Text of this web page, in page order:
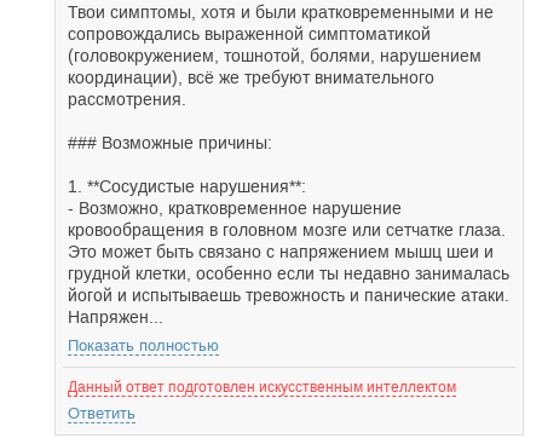
Твои симптомы, хотя и были кратковременными и не
сопровождались выраженной симптоматикой
(головокружением, тошнотой, болями, нарушением
координации), всё же требуют внимательного
рассмотрения.
### Возможные причины:
1. **Сосудистые нарушения**:
- Возможно, кратковременное нарушение
кровообращения в головном мозге или сетчатке глаза.
Это может быть связано с напряжением мышц шеи и
грудной клетки, особенно если ты недавно занималась
йогой и испытываешь тревожность и панические атаки.
Напряжен...
Показать полностью
Данный ответ подготовлен искусственным интеллектом
Ответить